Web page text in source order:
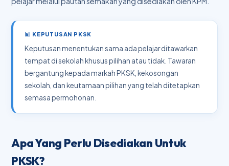
📊 KEPUTUSAN PKSK
Keputusan menentukan sama ada pelajar ditawarkan
tempat di sekolah khusus pilihan atau tidak. Tawaran
bergantung kepada markah PKSK, kekosongan
sekolah, dan keutamaan pilihan yang telah ditetapkan
semasa permohonan.
Apa Yang Perlu Disediakan Untuk
PKSK?